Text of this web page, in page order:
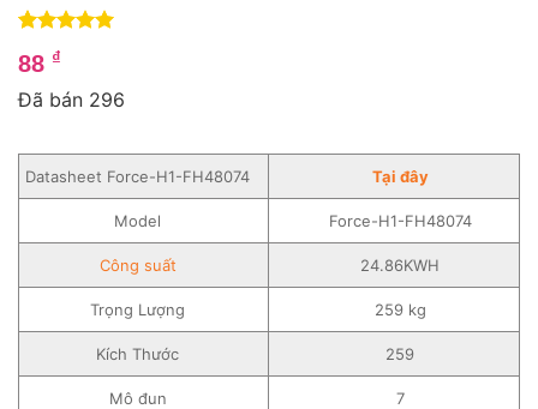
trên 5
dựa trên
88 ₫
Đã bán 296
Datasheet Force-H1-FH48074 Tại đây
Model Force-H1-FH48074
Công suất 24.86KWH
Trọng Lượng 259 kg
Kích Thước 259
Mô đun 7